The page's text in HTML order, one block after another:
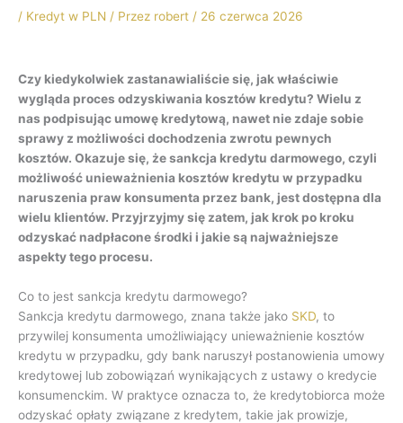
/ Kredyt w PLN / Przez robert / 26 czerwca 2026
Czy kiedykolwiek zastanawialiście się, jak właściwie
wygląda proces odzyskiwania kosztów kredytu? Wielu z
nas podpisując umowę kredytową, nawet nie zdaje sobie
sprawy z możliwości dochodzenia zwrotu pewnych
kosztów. Okazuje się, że sankcja kredytu darmowego, czyli
możliwość unieważnienia kosztów kredytu w przypadku
naruszenia praw konsumenta przez bank, jest dostępna dla
wielu klientów. Przyjrzyjmy się zatem, jak krok po kroku
odzyskać nadpłacone środki i jakie są najważniejsze
aspekty tego procesu.
Co to jest sankcja kredytu darmowego?
Sankcja kredytu darmowego, znana także jako SKD, to
przywilej konsumenta umożliwiający unieważnienie kosztów
kredytu w przypadku, gdy bank naruszył postanowienia umowy
kredytowej lub zobowiązań wynikających z ustawy o kredycie
konsumenckim. W praktyce oznacza to, że kredytobiorca może
odzyskać opłaty związane z kredytem, takie jak prowizje,